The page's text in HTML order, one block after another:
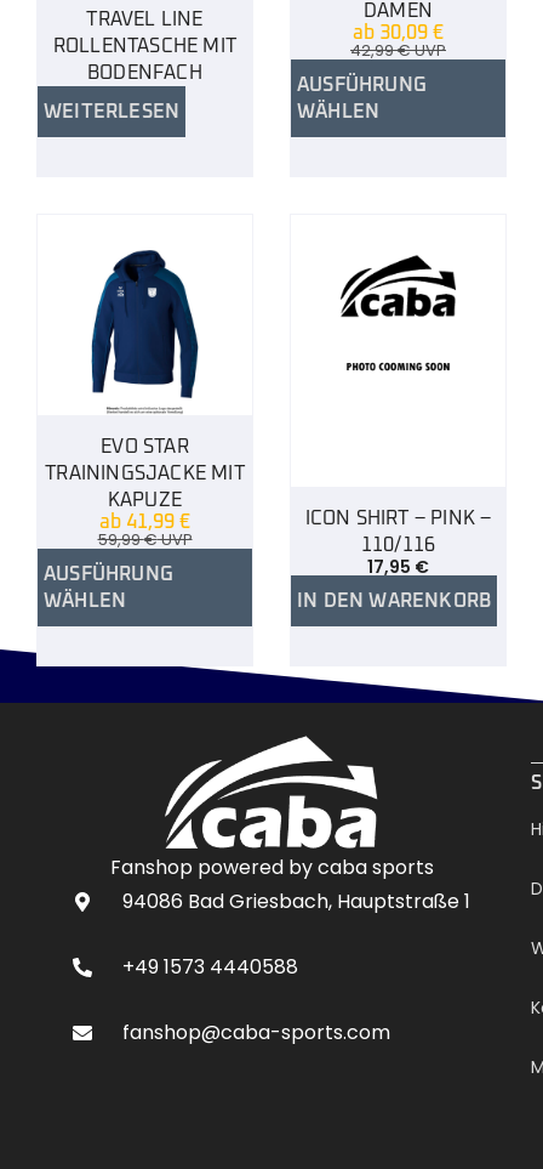
TRAVEL LINE
ROLLENTASCHE MIT
BODENFACH
WEITERLESEN
DAMEN
ab 30,09 €
42,99€UVP
AUSFÜHRUNG
WÄHLEN
EVO STAR
TRAININGSJACKE MIT
KAPUZE
ab 41,99 €
59,99€UVP
AUSFÜHRUNG
WÄHLEN
ICON SHIRT – PINK –
110/116
17,95 €
IN DEN WARENKORB
Fanshop powered by caba sports
94086 Bad Griesbach, Hauptstraße 1
+49 1573 4440588
fanshop@caba-sports.com